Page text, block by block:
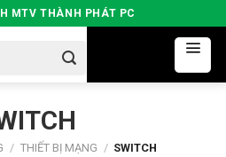
MTV THÀNH PHÁT PC
/ THIẾT BỊ MẠNG / SWITCH